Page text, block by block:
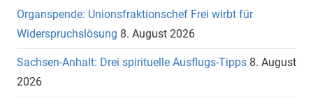
Organspende: Unionsfraktionschef Frei wirbt für
Widerspruchslösung 8. August 2026
Sachsen-Anhalt: Drei spirituelle Ausflugs-Tipps 8. August
2026